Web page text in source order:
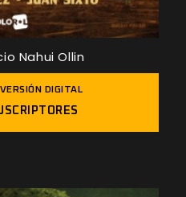
Nahui Ollin
DIGITAL